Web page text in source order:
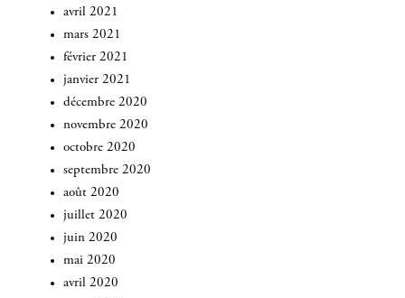
avril 2021
mars 2021
février 2021
janvier 2021
décembre 2020
novembre 2020
octobre 2020
septembre 2020
août 2020
juillet 2020
juin 2020
mai 2020
avril 2020